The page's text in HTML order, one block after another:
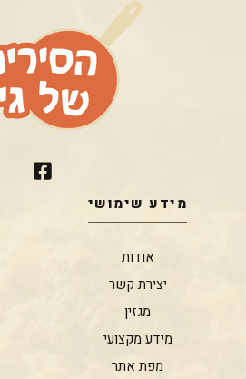
מידע שימושי
אודות
יצירת קשר
מגזין
מידע מקצועי
מפת אתר